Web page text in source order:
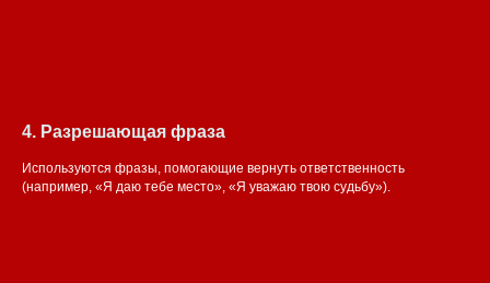
4. Разрешающая фраза
Используются фразы, помогающие вернуть ответственность
(например, «Я даю тебе место», «Я уважаю твою судьбу»).